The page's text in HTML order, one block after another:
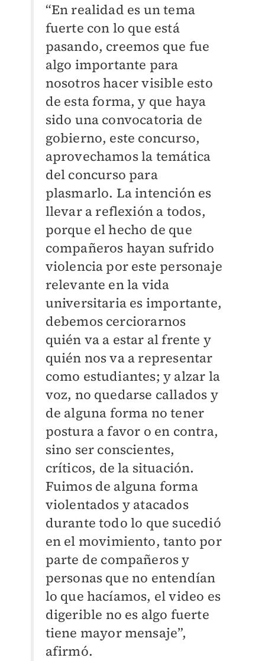
“En realidad es un tema
fuerte con lo que está
pasando, creemos que fue
algo importante para
nosotros hacer visible esto
de esta forma, y que haya
sido una convocatoria de
gobierno, este concurso,
aprovechamos la temática
del concurso para
plasmarlo. La intención es
llevar a reflexión a todos,
porque el hecho de que
compañeros hayan sufrido
violencia por este personaje
relevante en la vida
universitaria es importante,
debemos cerciorarnos
quién va a estar al frente y
quién nos va a representar
como estudiantes; y alzar la
voz, no quedarse callados y
de alguna forma no tener
postura a favor o en contra,
sino ser conscientes,
críticos, de la situación.
Fuimos de alguna forma
violentados y atacados
durante todo lo que sucedió
en el movimiento, tanto por
parte de compañeros y
personas que no entendían
lo que hacíamos, el video es
digerible no es algo fuerte
tiene mayor mensaje”,
afirmó.